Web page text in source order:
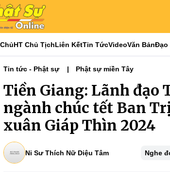
HT Chủ TịchLiên KếtTin TứcVideoVăn BảnĐạo
Tin tức - Phật sự Phật sự miền Tây
Tiền Giang: Lãnh đạo
ngành chúc tết Ban
xuân Giáp Thìn 2024
Ni Sư Thích Nữ Diệu Tâm Nghe